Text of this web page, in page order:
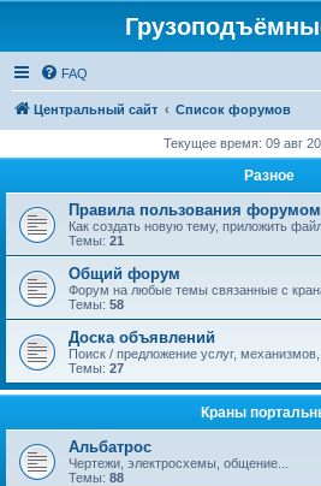
FAQ
Центральный сайт Список форумов
Текущее время: 09 авг
Разное
Правила пользования форумом
Как создать новую тему, приложить файл
Темы: 21
Общий форум
Форум на любые темы связанные с
Темы: 58
Доска объявлений
Поиск / предложение услуг,
Темы: 27
Краны
Альбатрос
Чертежи, электросхемы, общение...
Темы: 88